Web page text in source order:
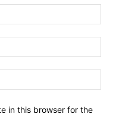
in this browser for the